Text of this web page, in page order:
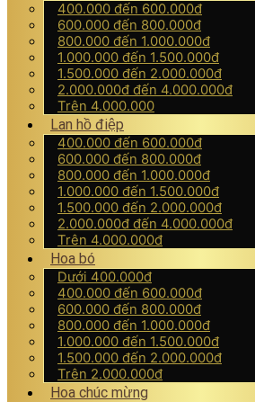
400.000 đến 600.000đ
600.000 đến 800.000đ
800.000 đến 1.000.000đ
1.000.000 đến 1.500.000đ
1.500.000 đến 2.000.000đ
2.000.000đ đến 4.000.000đ
Trên 4.000.000
Lan hồ điệp
400.000 đến 600.000đ
600.000 đến 800.000đ
800.000 đến 1.000.000đ
1.000.000 đến 1.500.000đ
1.500.000 đến 2.000.000đ
2.000.000đ đến 4.000.000đ
Trên 4.000.000đ
Hoa bó
Dưới 400.000đ
400.000 đến 600.000đ
600.000 đến 800.000đ
800.000 đến 1.000.000đ
1.000.000 đến 1.500.000đ
1.500.000 đến 2.000.000đ
Trên 2.000.000đ
Hoa chúc mừng